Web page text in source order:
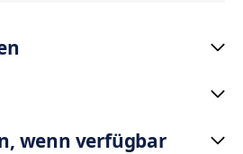
wenn verfügbar